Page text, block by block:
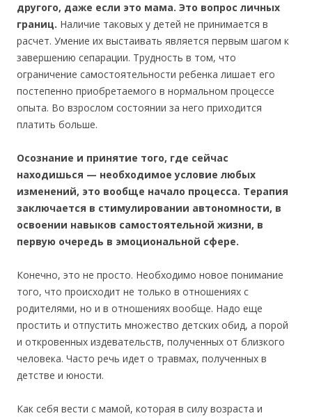
другого, даже если это мама. Это вопрос личных
границ. Наличие таковых у детей не принимается в
расчет. Умение их выстаивать является первым шагом к
завершению сепарации. Трудность в том, что
ограничение самостоятельности ребенка лишает его
постепенно приобретаемого в нормальном процессе
опыта. Во взрослом состоянии за него приходится
платить больше.
Осознание и принятие того, где сейчас
находишься — необходимое условие любых
изменений, это вообще начало процесса. Терапия
заключается в стимулировании автономности, в
освоении навыков самостоятельной жизни, в
первую очередь в эмоциональной сфере.
Конечно, это не просто. Необходимо новое понимание
того, что происходит не только в отношениях с
родителями, но и в отношениях вообще. Надо еще
простить и отпустить множество детских обид, а порой
и откровенных издевательств, полученных от близкого
человека. Часто речь идет о травмах, полученных в
детстве и юности.
Как себя вести с мамой, которая в силу возраста и